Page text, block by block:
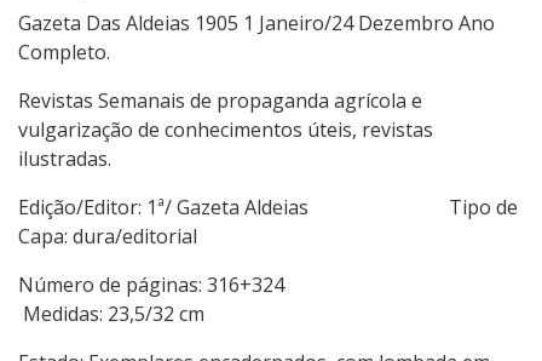
Gazeta Das Aldeias 1905 1 Janeiro/24 Dezembro Ano
Completo.
Revistas Semanais de propaganda agrícola e
vulgarização de conhecimentos úteis, revistas
ilustradas.
Edição/Editor: 1ª/ Gazeta Aldeias Tipo de
Capa: dura/editorial
Número de páginas: 316+324
Medidas: 23,5/32 cm